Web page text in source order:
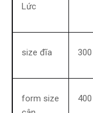
Lức
size đĩa
form size